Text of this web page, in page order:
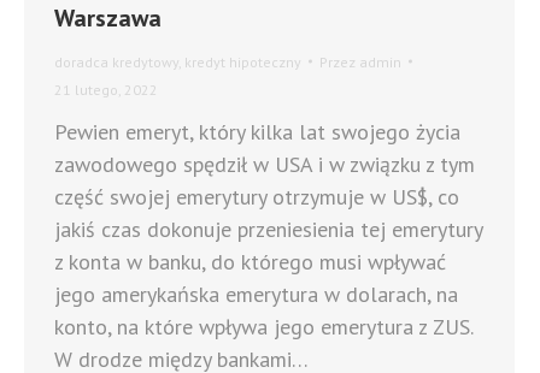
Warszawa
doradca kredytowy kredyt hipoteczny Przez admin
21 lutego, 2022
Pewien emeryt, który kilka lat swojego życia
zawodowego spędził w USA i w związku z tym
część swojej emerytury otrzymuje w US$, co
jakiś czas dokonuje przeniesienia tej emerytury
z konta w banku, do którego musi wpływać
jego amerykańska emerytura w dolarach, na
konto, na które wpływa jego emerytura z ZUS.
W drodze między bankami…